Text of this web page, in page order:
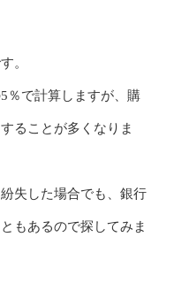
。
％で計算しますが、購
ることが多くなりま
失した場合でも、銀行
もあるので探してみま